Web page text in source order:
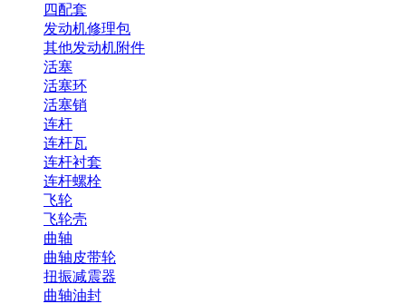
四配套
发动机修理包
其他发动机附件
活塞
活塞环
活塞销
连杆
连杆瓦
连杆衬套
连杆螺栓
飞轮
飞轮壳
曲轴
曲轴皮带轮
扭振减震器
曲轴油封